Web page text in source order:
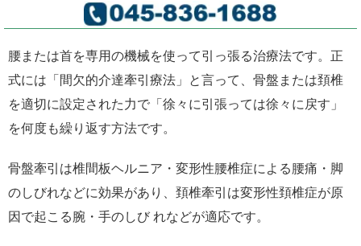
腰または首を専用の機械を使って引っ張る治療法です。正
式には「間欠的介達牽引療法」と言って、骨盤または頚椎
を適切に設定された力で「徐々に引張っては徐々に戻す」
を何度も繰り返す方法です。
骨盤牽引は椎間板ヘルニア・変形性腰椎症による腰痛・脚
のしびれなどに効果があり、頚椎牽引は変形性頚椎症が原
因で起こる腕・手のしび れなどが適応です。